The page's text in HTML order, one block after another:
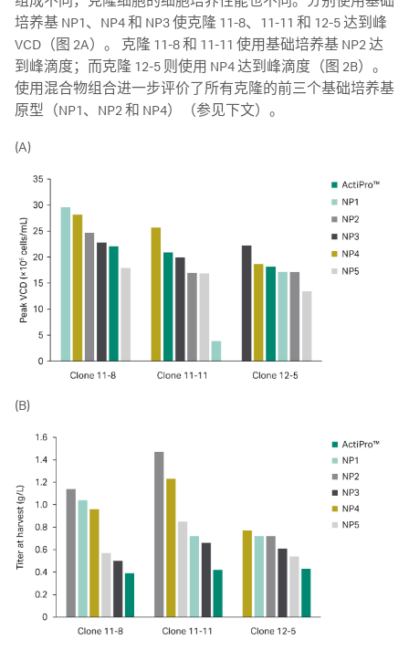
培养基 NP1、NP4 和 NP3 使克隆 11-8、11-11 和 12-5 达到峰
VCD（图 2A）。 克隆 11-8 和 11-11 使用基础培养基 NP2 达
到峰滴度；而克隆 12-5 则使用 NP4 达到峰滴度（图 2B）。
使用混合物组合进一步评价了所有克隆的前三个基础培养基
原型（NP1、NP2 和 NP4）（参见下文）。
(A)
(B)